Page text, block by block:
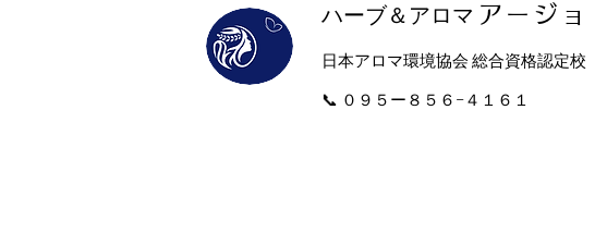
ハーブ＆アロマ アー ジョ
​日本アロマ環境協会 総合資格認定校
​📞 ０９５ー８５６−４１６１